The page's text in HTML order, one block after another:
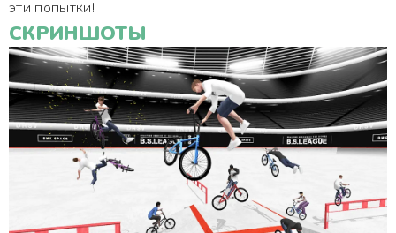
эти попытки!
СКРИНШОТЫ